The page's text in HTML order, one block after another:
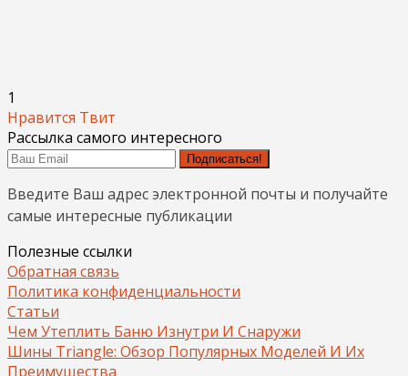
1
Нравится Твит
Рассылка самого интересного
Подписаться!
Введите Ваш адрес электронной почты и получайте
самые интересные публикации
Полезные ссылки
Обратная связь
Политика конфиденциальности
Статьи
Чем Утеплить Баню Изнутри И Снаружи
Шины Triangle: Обзор Популярных Моделей И Их
Преимущества